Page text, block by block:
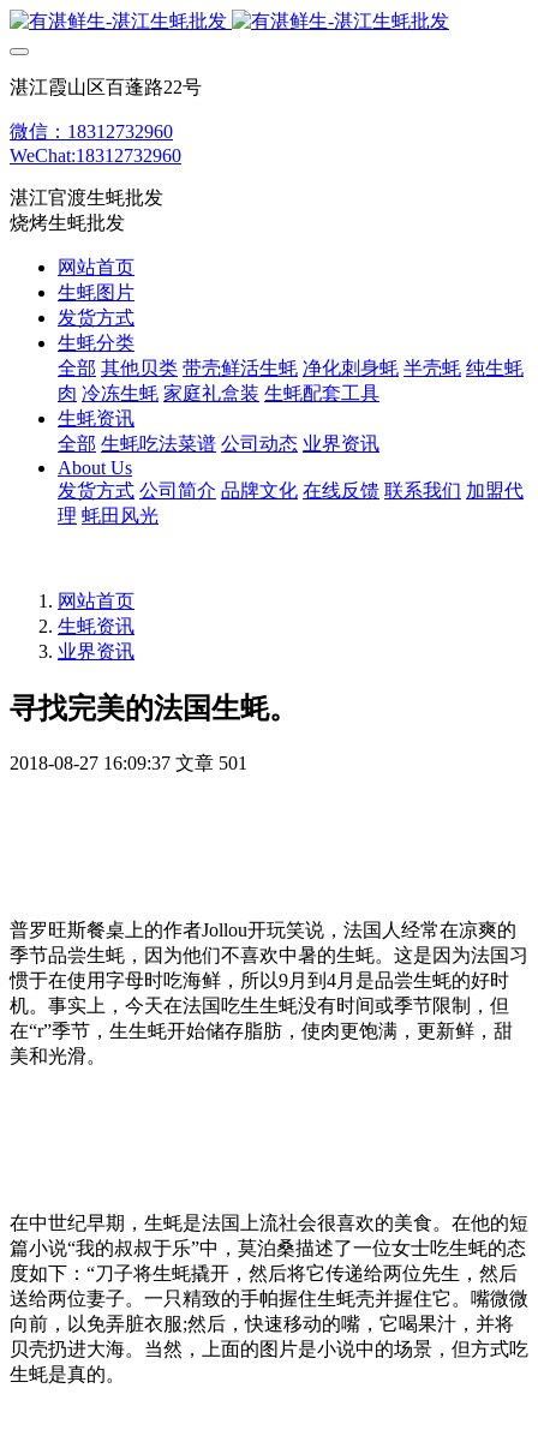
湛江霞山区百蓬路22号
微信：18312732960
WeChat:18312732960
湛江官渡生蚝批发
烧烤生蚝批发
网站首页
生蚝图片
发货方式
生蚝分类
全部 其他贝类 带壳鲜活生蚝 净化刺身蚝 半壳蚝 纯生蚝
肉 冷冻生蚝 家庭礼盒装 生蚝配套工具
生蚝资讯
全部 生蚝吃法菜谱 公司动态 业界资讯
About Us
发货方式 公司简介 品牌文化 在线反馈 联系我们 加盟代
理 蚝田风光
网站首页
生蚝资讯
业界资讯
寻找完美的法国生蚝。
2018-08-27 16:09:37 文章 501
普罗旺斯餐桌上的作者Jollou开玩笑说，法国人经常在凉爽的
季节品尝生蚝，因为他们不喜欢中暑的生蚝。这是因为法国习
惯于在使用字母时吃海鲜，所以9月到4月是品尝生蚝的好时
机。事实上，今天在法国吃生生蚝没有时间或季节限制，但
在“r”季节，生生蚝开始储存脂肪，使肉更饱满，更新鲜，甜
美和光滑。
在中世纪早期，生蚝是法国上流社会很喜欢的美食。在他的短
篇小说“我的叔叔于乐”中，莫泊桑描述了一位女士吃生蚝的态
度如下：“刀子将生蚝撬开，然后将它传递给两位先生，然后
送给两位妻子。一只精致的手帕握住生蚝壳并握住它。嘴微微
向前，以免弄脏衣服;然后，快速移动的嘴，它喝果汁，并将
贝壳扔进大海。当然，上面的图片是小说中的场景，但方式吃
生蚝是真的。